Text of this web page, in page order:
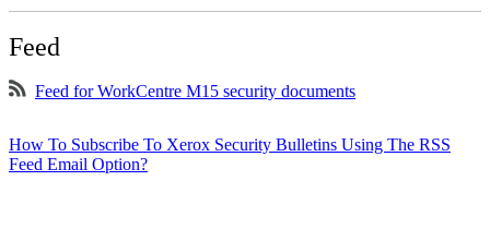
Feed
Feed for WorkCentre M15 security documents
How To Subscribe To Xerox Security Bulletins Using The RSS
Feed Email Option?